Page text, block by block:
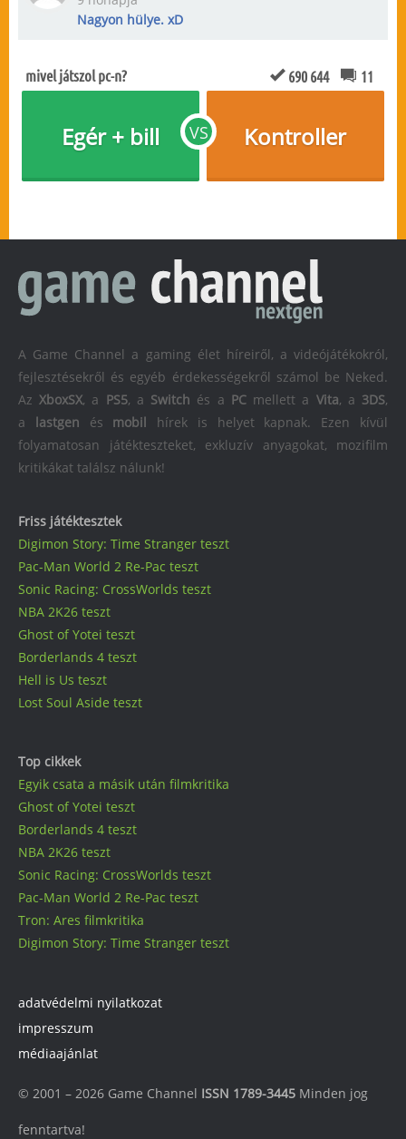
Nagyon hülye. xD
mivel játszol pc-n? 690 644 11
VS
Egér + bill Kontroller
Friss játéktesztek
Digimon Story: Time Stranger teszt
Pac-Man World 2 Re-Pac teszt
Sonic Racing: CrossWorlds teszt
NBA 2K26 teszt
Ghost of Yotei teszt
Borderlands 4 teszt
Hell is Us teszt
Lost Soul Aside teszt
Top cikkek
Egyik csata a másik után filmkritika
Ghost of Yotei teszt
Borderlands 4 teszt
NBA 2K26 teszt
Sonic Racing: CrossWorlds teszt
Pac-Man World 2 Re-Pac teszt
Tron: Ares filmkritika
Digimon Story: Time Stranger teszt
A Game Channel a gaming élet híreiről, a videójátékokról,
fejlesztésekről és egyéb érdekességekről számol be Neked.
AzXboxSX, a PS5, a Switch és a PCmellett a Vita, a 3DS,
a
lastgen és mobil
hírek is helyet kapnak. Ezen kívül
folyamatosan játékteszteket, exkluzív anyagokat, mozifilm
kritikákat találsz nálunk!
adatvédelmi nyilatkozat
impresszum
médiaajánlat
© 2001 – 2026 Game Channel ISSN 1789-3445 Minden jog
fenntartva!